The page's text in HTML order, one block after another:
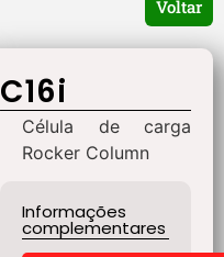
Voltar
C16i
Célula de carga
Rocker Column
Informações
complementares